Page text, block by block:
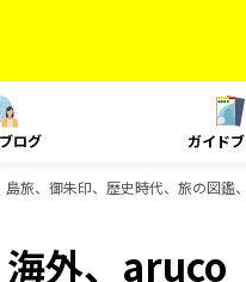
ログ ガイド
、御朱印、歴史時代、旅の図鑑
外、aruco